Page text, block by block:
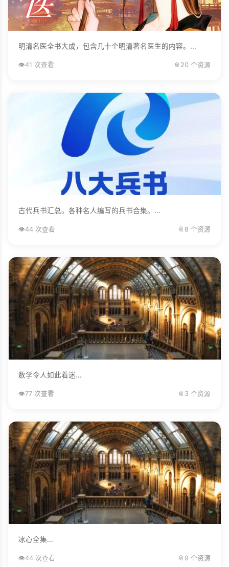
明清名医全书大成，包含几十个明清著名医生的内容。...
👁️41 次查看 📎 20 个资源
古代兵书汇总。各种名人编写的兵书合集。...
👁️44 次查看 📎 8 个资源
数学令人如此着迷...
👁️77 次查看 📎 3 个资源
冰心全集...
👁️44 次查看 📎 9 个资源